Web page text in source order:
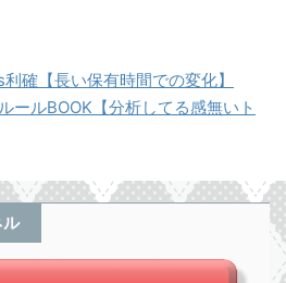
確【長い保有時間での変化】
ールBOOK【分析してる感無いト